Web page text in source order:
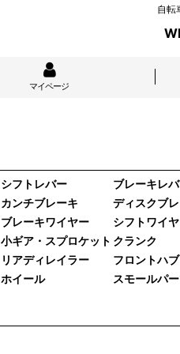
自転
マイページ
シフトレバー
ブレーキレ
カンチブレーキ
ディスクブ
ブレーキワイヤー
シフトワイ
小ギア・スプロケット クランク
リアディレイラー
フロントハブ
ホイール スモールパ